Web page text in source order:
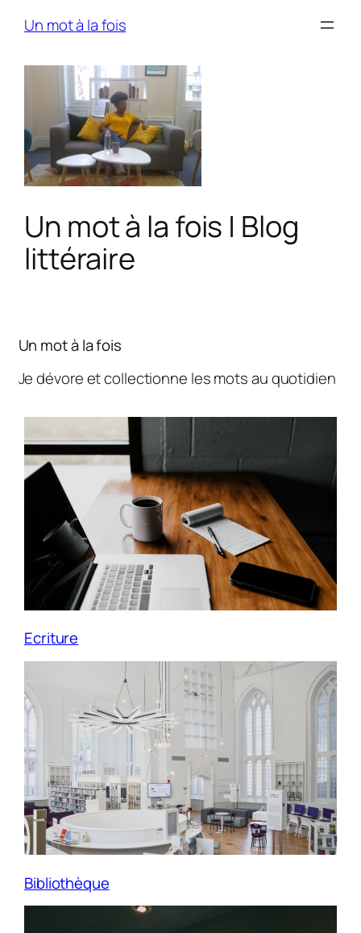
Un mot à la fois
Un mot à la fois | Blog
littéraire
Un mot à la fois
Je dévore et collectionne les mots au quotidien
Ecriture
Bibliothèque